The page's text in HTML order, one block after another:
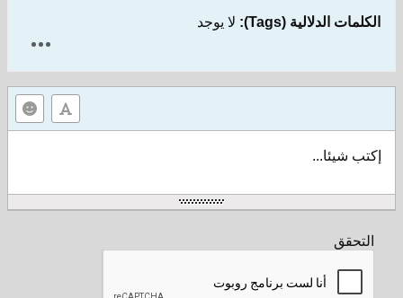
الكلمات الدلالية (Tags): لا يوجد
إكتب شيئا...
التحقق